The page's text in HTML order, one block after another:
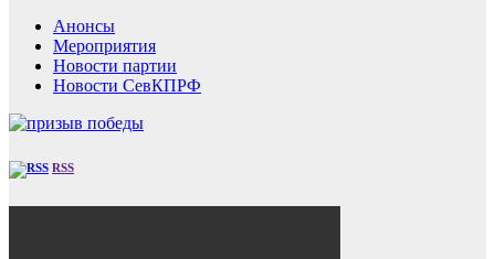
Анонсы
Мероприятия
Новости партии
Новости СевКПРФ
RSS